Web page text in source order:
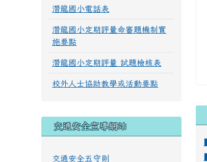
潛龍國小電話表
潛龍國小定期評量命審題機制實
施要點
潛龍國小定期評量 試題檢核表
校外人士協助教學或活動要點
交通安全宣導網站
交通安全五守則